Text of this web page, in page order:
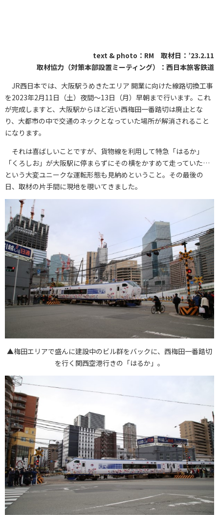
text & photo：RM 取材日：’23.2.11
取材協力（対策本部設置ミーティング）：西日本旅客鉄道
JR西日本では、大阪駅うめきたエリア 開業に向けた線路切換工事
を2023年2月11日（土）夜間～13日（月）早朝まで行います。これ
が完成しますと、大阪駅からほど近い西梅田一番踏切は廃止とな
り、大都市の中で交通のネックとなっていた場所が解消されること
になります。
それは喜ばしいことですが、貨物線を利用して特急「はるか」
「くろしお」が大阪駅に停まらずにその横をかすめて走っていた…
という大変ユニークな運転形態も見納めということ。その最後の
日、取材の片手間に現地を覗いてきました。
▲梅田エリアで盛んに建設中のビル群をバックに、西梅田一番踏切
を行く関西空港行きの「はるか」。